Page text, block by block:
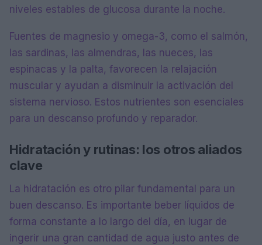
niveles estables de glucosa durante la noche.
Fuentes de magnesio y omega-3, como el salmón,
las sardinas, las almendras, las nueces, las
espinacas y la palta, favorecen la relajación
muscular y ayudan a disminuir la activación del
sistema nervioso. Estos nutrientes son esenciales
para un descanso profundo y reparador.
Hidratación y rutinas: los otros aliados
clave
La hidratación es otro pilar fundamental para un
buen descanso. Es importante beber líquidos de
forma constante a lo largo del día, en lugar de
ingerir una gran cantidad de agua justo antes de